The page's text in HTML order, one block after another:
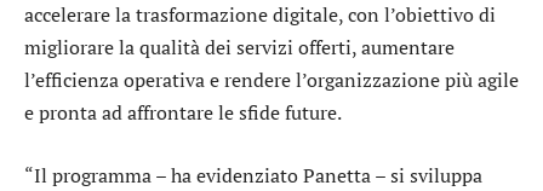
accelerare la trasformazione digitale, con l’obiettivo di
migliorare la qualità dei servizi offerti, aumentare
l’efficienza operativa e rendere l’organizzazione più agile
e pronta ad affrontare le sfide future.
“Il programma – ha evidenziato Panetta – si sviluppa